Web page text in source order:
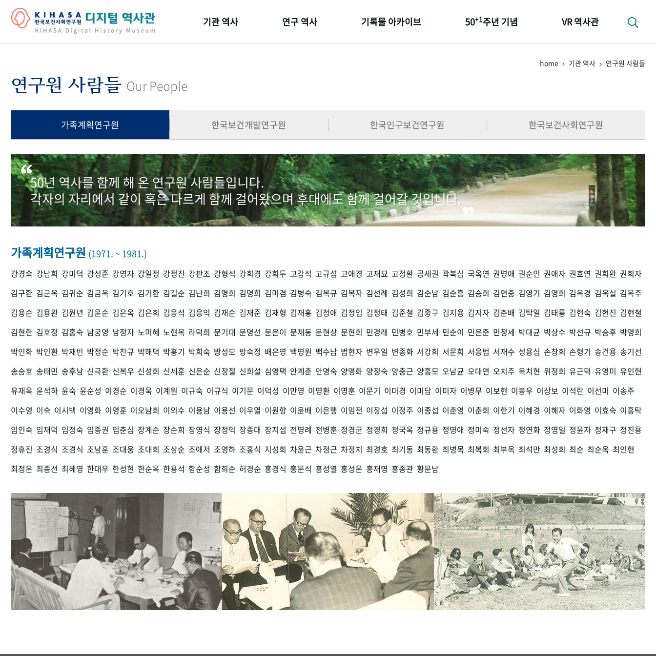
기관 역사 연구 역사 기록물 아카이브 50+1주년 기념
세계와 함께 한 KIHASA
VR 역사관
home 기관 역사 연구원 사람들
연구원 사람들 Our People
가족계획연구원 한국보건개발연구원 한국인구보건연구원 한국보건사회연구원
50년 역사를 함께 해 온 연구원 사람들입니다.
각자의 자리에서 같이 혹은 다르게 함께 걸어왔으며 후대에도 함께 걸어갈 것입니다.
가족계획연구원 (1971. ~ 1981.)
강경숙 강남희 강미덕 강성준 강영자 강일정 강정진 강판조 강형석 강희경 강희두 고갑석 고규섭 고애경 고재묘 고정환 공세권 곽복심 국옥연 권명애 권순인 권애자 권호연 권희완 권희자
김구환 김군옥 김귀순 김금옥 김기호 김기환 김길순 김난희 김명희 김명희 김미겸 김병숙 김복규 김복자 김선례 김성희 김순남 김순흥 김승희 김연중 김영기 김영희 김옥경 김옥실 김옥주
김용순 김용완 김원년 김윤순 김은옥 김은희 김응석 김응익 김재순 김재준 김재형 김재홍 김정애 김정임 김정태 김준철 김중구 김지용 김지자 김춘배 김탁일 김태룡 김현숙 김현진 김현철
김현한 김호정 김홍숙 남궁영 남정자 노미혜 노현옥 라덕희 문기대 문명선 문은이 문재동 문현상 문현희 민경래 민병호 민부세 민순이 민은준 민정세 박대균 박상수 박선규 박승후 박영희
박인화 박인환 박재빈 박정순 박찬규 박해덕 박흥기 박희숙 방성모 방숙정 배은영 백명원 백수남 범현자 변우일 변종화 서강희 서문희 서응범 서재수 성용심 손창희 손형기 송건용 송기선
송승호 송태민 송후남 신극환 신복우 신성희 신세훈 신은순 신정철 신희설 심영택 안계춘 안명숙 양영화 양정숙 양충근 양홍모 오남균 오대연 오치주 옥치현 위정희 유근덕 유영미 유인현
유재옥 윤석하 윤숙 윤순성 이경순 이경욱 이계원 이규숙 이규식 이기문 이덕성 이만영 이명환 이명훈 이문기 이미경 이미담 이미자 이병무 이보현 이봉우 이상보 이석란 이선미 이송주
이수영 이숙 이시백 이영화 이영훈 이오남희 이외수 이용남 이용선 이우열 이원향 이윤배 이은행 이임전 이장섭 이정주 이종섭 이춘영 이춘희 이한기 이혜경 이혜자 이화영 이효숙 이흥탁
임인숙 임재덕 임정숙 임종권 임춘심 장계순 장순희 장영식 장정익 장종대 장지섭 전명례 전병훈 정경균 정경희 정국옥 정규용 정명애 정미숙 정선자 정연화 정영일 정윤자 정재구 정진용
정휴진 조경식 조경식 조남훈 조대웅 조대희 조삼순 조애저 조영하 조홍식 지성희 차윤근 차정근 차정치 최경호 최기동 최동환 최병목 최복희 최부옥 최석만 최성희 최순 최순옥 최인현
최정은 최종선 최혜영 한대우 한성현 한순옥 한용석 함순성 함희순 허경순 홍경식 홍문식 홍성열 홍성운 홍재영 홍종관 황문남